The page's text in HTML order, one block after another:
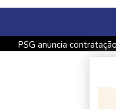
PSG anuncia
Autoridades registram